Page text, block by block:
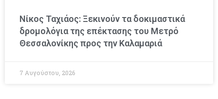
Νίκος Ταχιάος: Ξεκινούν τα δοκιμαστικά
δρομολόγια της επέκτασης του Μετρό
Θεσσαλονίκης προς την Καλαμαριά
7 Αυγούστου, 2026